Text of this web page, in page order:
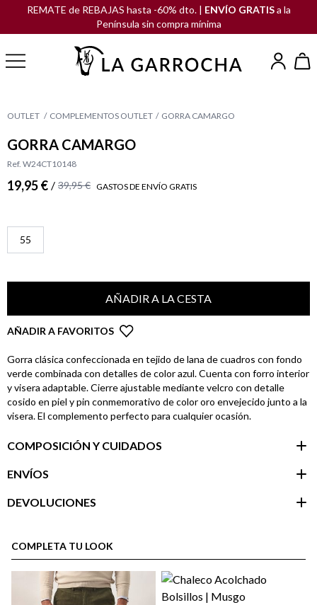
REMATE de REBAJAS hasta -60% dto. | ENVÍO GRATISa la
Península sin compra mínima
OUTLET COMPLEMENTOS OUTLET GORRA CAMARGO
GORRA CAMARGO
Ref. W24CT10148
19,95 € / 39,95 € GASTOS DE ENVÍO GRATIS
55
AÑADIR A LA CESTA
AÑADIR A FAVORITOS
Gorra clásica confeccionada en tejido de lana de cuadros con fondo
verde combinada con detalles de color azul. Cuenta con forro interior
y visera adaptable. Cierre ajustable mediante velcro con detalle
cosido en piel y pin conmemorativo de color oro envejecido junto a la
visera. El complemento perfecto para cualquier ocasión.
COMPOSICIÓN Y CUIDADOS
ENVÍOS
DEVOLUCIONES
cliente
COMPLETA TU LOOK